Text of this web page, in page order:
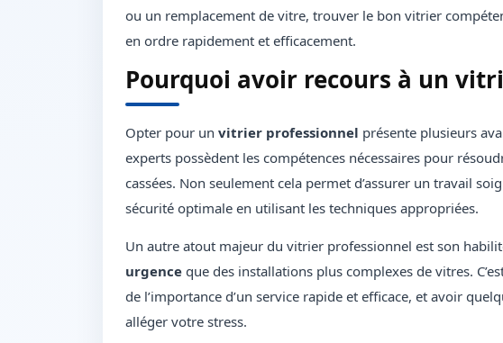
ou un remplacement de vitre, trouver le bon vitrier
en ordre rapidement et efficacement.
Pourquoi avoir recours à un
Opter pour un vitrier professionnel présente plusieurs
experts possèdent les compétences nécessaires pour
cassées. Non seulement cela permet d’assurer un travail
sécurité optimale en utilisant les techniques appropriées.
Un autre atout majeur du vitrier professionnel est son
urgence que des installations plus complexes de vitres.
de l’importance d’un service rapide et efficace, et avoir
alléger votre stress.